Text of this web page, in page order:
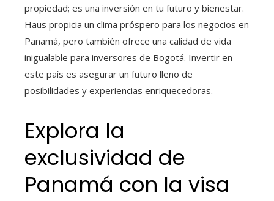
propiedad; es una inversión en tu futuro y bienestar.
Haus propicia un clima próspero para los negocios en
Panamá, pero también ofrece una calidad de vida
inigualable para inversores de Bogotá. Invertir en
este país es asegurar un futuro lleno de
posibilidades y experiencias enriquecedoras.
Explora la
exclusividad de
Panamá con la visa